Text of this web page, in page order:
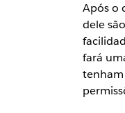
Após o
dele
fará
tenham